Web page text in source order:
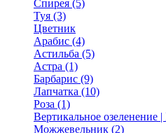
Спирея (5)
Туя (3)
Цветник
Арабис (4)
Астильба (5)
Астра (1)
Барбарис (9)
Лапчатка (10)
Роза (1)
Вертикальное озеленение
Можжевельник (2)